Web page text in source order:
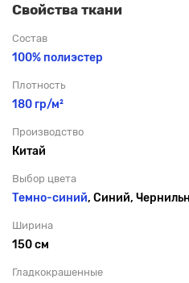
Свойства ткани
Состав
100% полиэстер
Плотность
180 гр/м²
Производство
Китай
Выбор цвета
Темно-синий, Синий,
Ширина
150 см
Гладкокрашенные